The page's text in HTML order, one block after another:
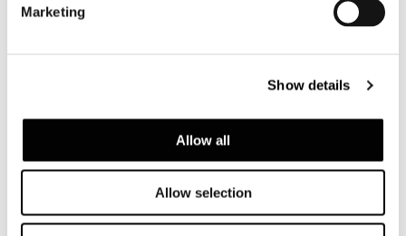
Marketing
Show details
Allow all
Allow selection